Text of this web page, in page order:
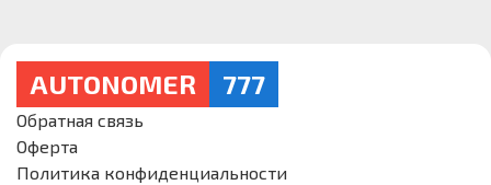
AUTONOMER 777
Обратная связь
Оферта
Политика конфиденциальности